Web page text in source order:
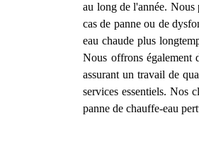
au long de l'année. Nous
cas de panne ou de
eau chaude plus
Nous offrons également
assurant un travail de
services essentiels. Nos
panne de chauffe-eau